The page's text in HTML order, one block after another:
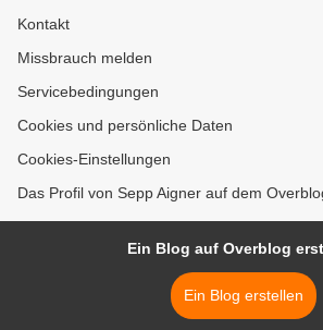
Kontakt
Missbrauch melden
Servicebedingungen
Cookies und persönliche Daten
Cookies-Einstellungen
Das Profil von Sepp Aigner auf dem
Ein Blog auf Overblog
Ein Blog erstellen